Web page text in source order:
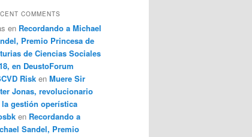
COMMENTS
en Recordando a Michael
Premio Princesa de
de Ciencias Sociales
en DeustoForum
Risk en Muere Sir
Jonas, revolucionario
la gestión operística
en Recordando a
Sandel, Premio